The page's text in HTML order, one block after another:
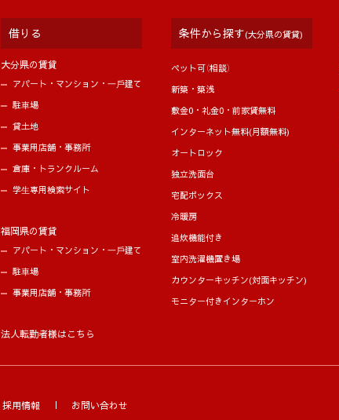
借りる
大分県の賃貸
アパート・マンション・⼀⼾建て
駐⾞場
貸土地
事業用店舗・事務所
倉庫・トランクルーム
学⽣専用検索サイト
福岡県の賃貸
アパート・マンション・⼀⼾建て
駐⾞場
事業用店舗・事務所
法人転勤者様はこちら
条件から探す(大分県の賃貸)
ペット可（相談）
新築・築浅
敷金0・礼金0・前家賃無料
インターネット無料(月額無料)
オートロック
独立洗面台
宅配ボックス
冷暖房
追炊機能付き
室内洗濯機置き場
カウンターキッチン(対面キッチン)
モニター付きインターホン
採用情報 お問い合わせ